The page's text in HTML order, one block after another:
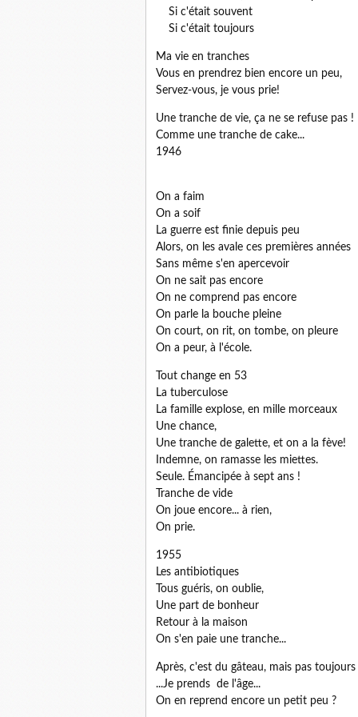
Si c'était souvent
Si c'était toujours
Ma vie en tranches
Vous en prendrez bien encore un peu,
Servez-vous, je vous prie!
Une tranche de vie, ça ne se refuse pas !
Comme une tranche de cake...
1946
On a faim
On a soif
La guerre est finie depuis peu
Alors, on les avale ces premières années
Sans même s'en apercevoir
On ne sait pas encore
On ne comprend pas encore
On parle la bouche pleine
On court, on rit, on tombe, on pleure
On a peur, à l'école.
Tout change en 53
La tuberculose
La famille explose, en mille morceaux
Une chance,
Une tranche de galette, et on a la fève!
Indemne, on ramasse les miettes.
Seule. Émancipée à sept ans !
Tranche de vide
On joue encore... à rien,
On prie.
1955
Les antibiotiques
Tous guéris, on oublie,
Une part de bonheur
Retour à la maison
On s'en paie une tranche...
Après, c'est du gâteau, mais pas
...Je prends de l'âge...
On en reprend encore un petit peu ?